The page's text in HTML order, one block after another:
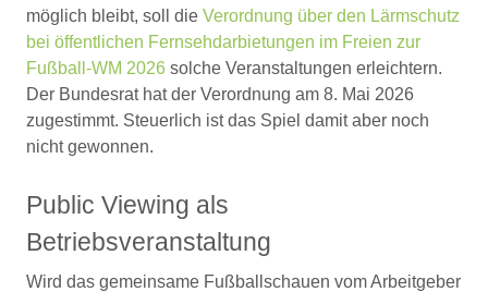
möglich bleibt, soll die Verordnung über den Lärmschutz
bei öffentlichen Fernsehdarbietungen im Freien zur
Fußball-WM 2026 solche Veranstaltungen erleichtern.
Der Bundesrat hat der Verordnung am 8. Mai 2026
zugestimmt. Steuerlich ist das Spiel damit aber noch
nicht gewonnen.
Public Viewing als
Betriebsveranstaltung
Wird das gemeinsame Fußballschauen vom Arbeitgeber